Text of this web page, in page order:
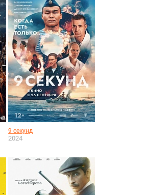
9 секунд
2024